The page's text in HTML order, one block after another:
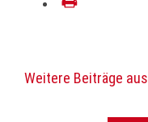
Weitere Beiträge